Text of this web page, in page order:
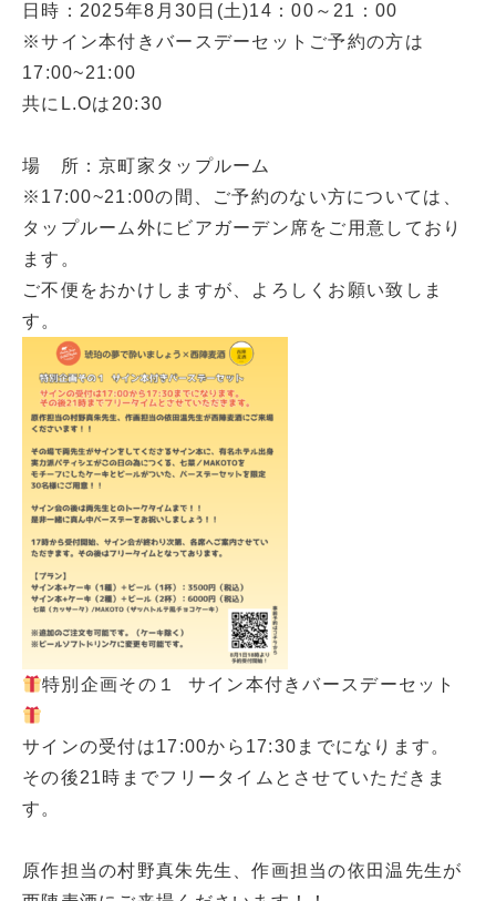
日時：2025年8月30日(土)14：00～21：00
※サイン本付きバースデーセットご予約の方は
17:00~21:00
共にL.Oは20:30
場 所：京町家タップルーム
※17:00~21:00の間、ご予約のない方については、
タップルーム外にビアガーデン席をご用意しており
ます。
ご不便をおかけしますが、よろしくお願い致しま
す。
特別企画その１ サイン本付きバースデーセット
サインの受付は17:00から17:30までになります。
その後21時までフリータイムとさせていただきま
す。
原作担当の村野真朱先生、作画担当の依田温先生が